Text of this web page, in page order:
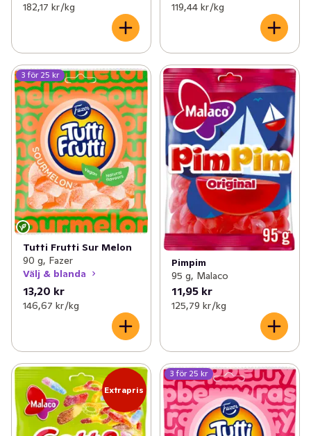
182,17 kr /kg 119,44 kr /kg
3 för 25 kr
Tutti Frutti Sur Melon
90 g, Fazer
Välj & blanda
13,20 kr
146,67 kr /kg
Pimpim
95 g, Malaco
11,95 kr
125,79 kr /kg
Extrapris
3 för 25 kr